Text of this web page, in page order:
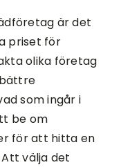
är det
priset för
olika företag
som ingår i
be om
för att hitta en
välja det